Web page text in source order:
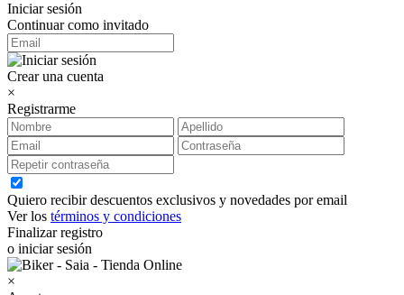
Iniciar sesión
Continuar como invitado
Crear una cuenta
×
Registrarme
Quiero recibir descuentos exclusivos y novedades por email
Ver los términos y condiciones
Finalizar registro
o iniciar sesión
×